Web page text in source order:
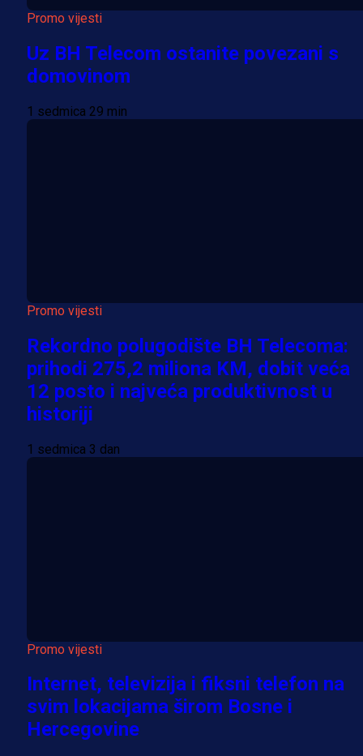
Promo vijesti
Uz BH Telecom ostanite povezani s
domovinom
1 sedmica 29 min
Promo vijesti
Rekordno polugodište BH Telecoma:
prihodi 275,2 miliona KM, dobit veća
12 posto i najveća produktivnost u
historiji
1 sedmica 3 dan
Promo vijesti
Internet, televizija i fiksni telefon na
svim lokacijama širom Bosne i
Hercegovine